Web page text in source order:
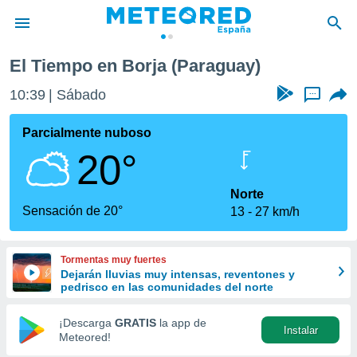
de
por
se
calidad.
a este
las
y
forma
digital
basada
El Tiempo en Borja (Paraguay)
10:39 Sábado ...
Parcialmente nuboso
20°
Sensación de 20°
Norte
13
27 km/h
Tormentas muy fuertes
Dejarán lluvias muy intensas, reventones y
pedrisco en las comunidades del norte
¡Descarga GRATIS la app de
Meteored!
Instalar